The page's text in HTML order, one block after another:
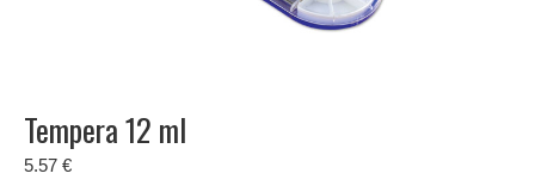
Tempera 12 ml
5.57 €